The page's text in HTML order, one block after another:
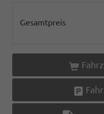
Gesamtpreis